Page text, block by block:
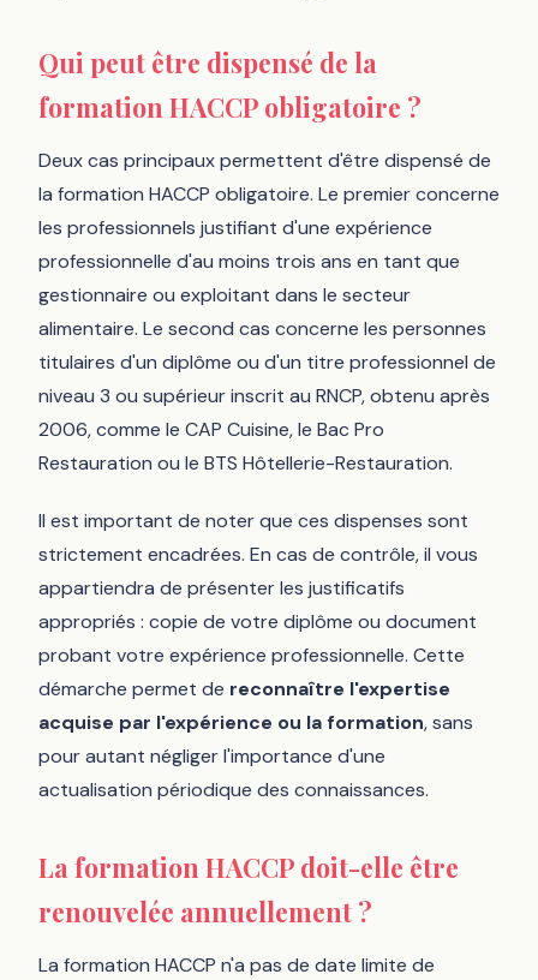
Qui peut être dispensé de la
formation HACCP obligatoire ?
Deux cas principaux permettent d'être dispensé de
la formation HACCP obligatoire. Le premier concerne
les professionnels justifiant d'une expérience
professionnelle d'au moins trois ans en tant que
gestionnaire ou exploitant dans le secteur
alimentaire. Le second cas concerne les personnes
titulaires d'un diplôme ou d'un titre professionnel de
niveau 3 ou supérieur inscrit au RNCP, obtenu après
2006, comme le CAP Cuisine, le Bac Pro
Restauration ou le BTS Hôtellerie-Restauration.
Il est important de noter que ces dispenses sont
strictement encadrées. En cas de contrôle, il vous
appartiendra de présenter les justificatifs
appropriés : copie de votre diplôme ou document
probant votre expérience professionnelle. Cette
démarche permet de reconnaître l'expertise
acquise par l'expérience ou la formation, sans
pour autant négliger l'importance d'une
actualisation périodique des connaissances.
La formation HACCP doit-elle être
renouvelée annuellement ?
La formation HACCP n'a pas de date limite de